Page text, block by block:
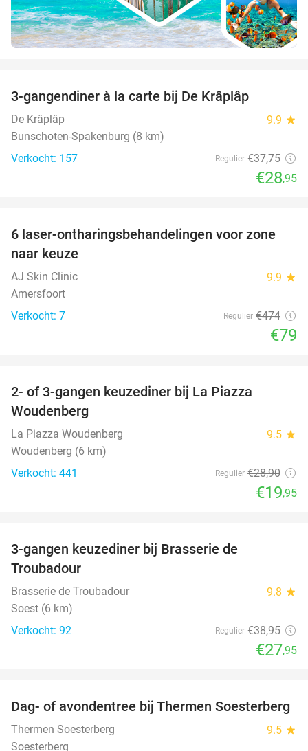
3-gangendiner à la carte bij De Krâplâp
De Krâplâp 9.9 star
Bunschoten-Spakenburg (8 km)
Verkocht: 157
Regulier €37,75
€28,95
83%
6 laser-ontharingsbehandelingen voor zone
naar keuze
AJ Skin Clinic 9.9 star
Amersfoort
Verkocht: 7
Regulier €474
€79
2- of 3-gangen keuzediner bij La Piazza
Woudenberg
La Piazza Woudenberg 9.5 star
Woudenberg (6 km)
Verkocht: 441
Regulier €28,90
€19,95
3-gangen keuzediner bij Brasserie de
Troubadour
Brasserie de Troubadour 9.8 star
Soest (6 km)
Verkocht: 92
Regulier €38,95
€27,95
29%
Dag- of avondentree bij Thermen Soesterberg
Thermen Soesterberg 9.5 star
Soesterberg